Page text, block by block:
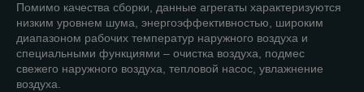
Помимо качества сборки, данные агрегаты характеризуются
низким уровнем шума, энергоэффективностью, широким
диапазоном рабочих температур наружного воздуха и
специальными функциями – очистка воздуха, подмес
свежего наружного воздуха, тепловой насос, увлажнение
воздуха.